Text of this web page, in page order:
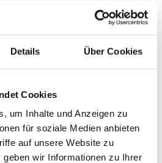
Details Über Cookies
Cookies
um Inhalte und Anzeigen zu
für soziale Medien anbieten
auf unsere Website zu
wir Informationen zu Ihrer
Partenkirchen:
Urlaub machen
Bergblick, zwischen E-Mail
produktives Arbeiten mit
der bayerischen Alpen.
mit Alpenpanorama,
oder [...]